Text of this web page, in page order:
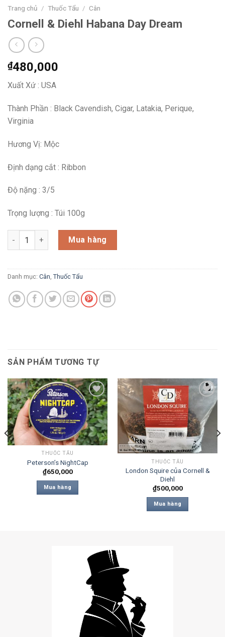
Trang chủ / Thuốc Tẩu / Cân
Cornell & Diehl Habana Day Dream
₫480,000
Xuất Xứ : USA
Thành Phần : Black Cavendish, Cigar, Latakia, Perique,
Virginia
Hương Vị: Mộc
Định dạng cắt : Ribbon
Độ nặng : 3/5
Trọng lượng : Túi 100g
Cornell & Diehl Habana Day Dream số lượng
Mua hàng
Danh mục: Cân Thuốc Tẩu
SẢN PHẨM TƯƠNG TỰ
Add to
wishlist
THUỐC TẨU
Peterson’s NightCap
₫650,000
Mua hàng
Add to
wishlist
THUỐC TẨU
London Squire của Cornell &
Diehl
₫500,000
Mua hàng